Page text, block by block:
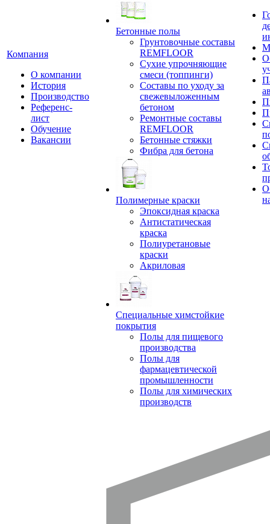
Компания
О компании
История
Производство
Референс-
лист
Обучение
Вакансии
Бетонные полы
Грунтовочные составы
REMFLOOR
Сухие упрочняющие
смеси (топпинги)
Составы по уходу за
свежевыложенным
бетоном
Ремонтные составы
REMFLOOR
Бетонные стяжки
Фибра для бетона
Полимерные краски
Эпоксидная краска
Антистатическая
краска
Полиуретановые
краски
Акриловая
Специальные химстойкие
покрытия
Полы для пищевого
производства
Полы для
фармацевтической
промышленности
Полы для химических
производств